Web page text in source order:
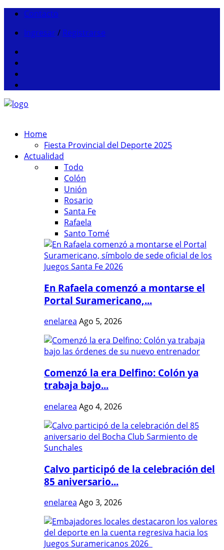
Contacto
Ingresar / Registrarse
Home
Fiesta Provincial del Deporte 2025
Actualidad
Todo
Colón
Unión
Rosario
Santa Fe
Rafaela
Santo Tomé
En Rafaela comenzó a montarse el
Portal Suramericano,...
enelarea Ago 5, 2026
Comenzó la era Delfino: Colón ya
trabaja bajo...
enelarea Ago 4, 2026
Calvo participó de la celebración del
85 aniversario...
enelarea Ago 3, 2026